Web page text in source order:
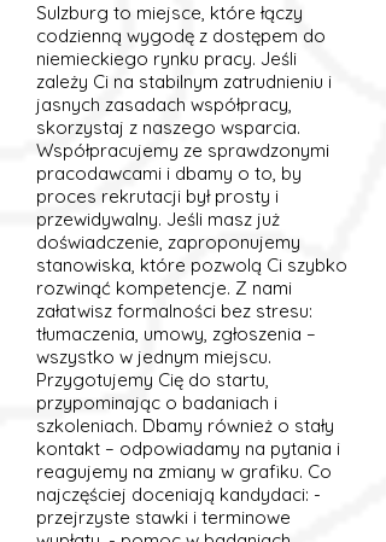
Sulzburg to miejsce, które łączy
codzienną wygodę z dostępem do
niemieckiego rynku pracy. Jeśli
zależy Ci na stabilnym zatrudnieniu i
jasnych zasadach współpracy,
skorzystaj z naszego wsparcia.
Współpracujemy ze sprawdzonymi
pracodawcami i dbamy o to, by
proces rekrutacji był prosty i
przewidywalny. Jeśli masz już
doświadczenie, zaproponujemy
stanowiska, które pozwolą Ci szybko
rozwinąć kompetencje. Z nami
załatwisz formalności bez stresu:
tłumaczenia, umowy, zgłoszenia –
wszystko w jednym miejscu.
Przygotujemy Cię do startu,
przypominając o badaniach i
szkoleniach. Dbamy również o stały
kontakt – odpowiadamy na pytania i
reagujemy na zmiany w grafiku. Co
najczęściej doceniają kandydaci: -
przejrzyste stawki i terminowe